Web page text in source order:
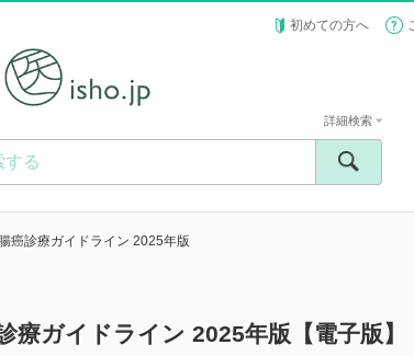
初めての方へ
詳細検索
癌診療ガイドライン 2025年版
療ガイドライン 2025年版【電子版】